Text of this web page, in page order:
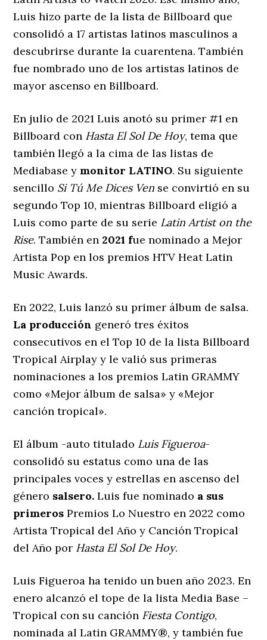
Luis hizo parte de la lista de Billboard que
consolidó a 17 artistas latinos masculinos a
descubrirse durante la cuarentena. También
fue nombrado uno de los artistas latinos de
mayor ascenso en Billboard.
En julio de 2021 Luis anotó su primer #1 en
Billboard con Hasta El Sol De Hoy, tema que
también llegó a la cima de las listas de
Mediabase y monitor LATINO. Su siguiente
sencillo Si Tú Me Dices Ven se convirtió en su
segundo Top 10, mientras Billboard eligió a
Luis como parte de su serie Latin Artist on the
Rise. También en 2021 fue nominado a Mejor
Artista Pop en los premios HTV Heat Latin
Music Awards.
En 2022, Luis lanzó su primer álbum de salsa.
La producción generó tres éxitos
consecutivos en el Top 10 de la lista Billboard
Tropical Airplay y le valió sus primeras
nominaciones a los premios Latin GRAMMY
como «Mejor álbum de salsa» y «Mejor
canción tropical».
El álbum -auto titulado Luis Figueroa-
consolidó su estatus como una de las
principales voces y estrellas en ascenso del
género salsero. Luis fue nominado a sus
primerosPremios Lo Nuestro en 2022 como
Artista Tropical del Año y Canción Tropical
del Año por Hasta El Sol De Hoy.
Luis Figueroa ha tenido un buen año 2023. En
enero alcanzó el tope de la lista Media Base –
Tropical con su canción Fiesta Contigo,
nominada al Latin GRAMMY®, y también fue